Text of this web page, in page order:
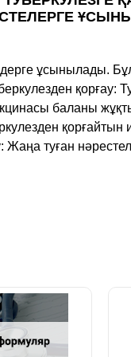
ұсынылады.
қорғау:
баланы
қорғайтын
Жаңа туған